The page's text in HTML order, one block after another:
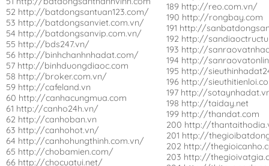
52 http://batdongsantuan123.com/
53 http://batdongsanviet.com.vn/
54 http://batdongsanvip.com.vn/
55 http://bds247.vn/
56 http://binhchanhnhadat.com/
57 http://binhduongdiaoc.com
58 http://broker.com.vn/
59 http://cafeland.vn
60 http://canhacungmua.com
61 http://canho24h.vn/
62 http://canhoban.vn
63 http://canhohot.vn/
64 http://canhohungthinh.com.vn/
65 http://chobamien.com/
66 http://chocuatui.net/
189 http://reo.com.vn/
190 http://rongbay.com
191 http://
192 http://
193 http://
194 http://
195 http://
196 http://
197 http://
198 http://taiday.net
199 http://thandat.com
200 http://
201 http://
202 http://
203 http://